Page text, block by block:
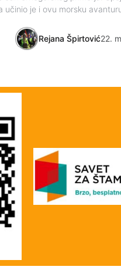
učinio je i ovu morsku
Rejana Špirtović22.